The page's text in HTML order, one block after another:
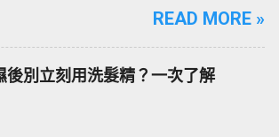
由專業牙科思維出發，深度剖析
染色成因，並提供精準有效的
與美白對策。 📋 文章快速導覽
一、 牙齒顏色的生物學本質：
質與象牙質 二、 牙齒變黃的10
READ MORE »
後別立刻用洗髮精？一次了解